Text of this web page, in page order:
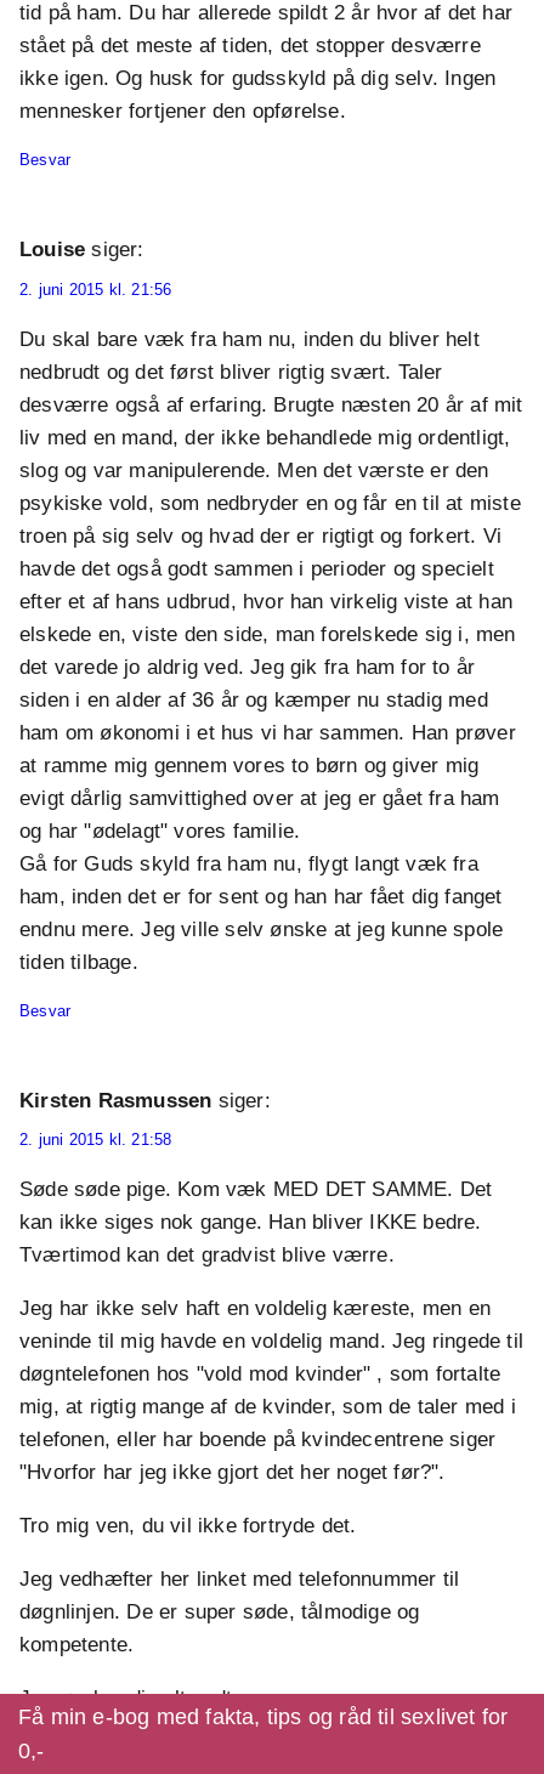
tid på ham. Du har allerede spildt 2 år hvor af det har
stået på det meste af tiden, det stopper desværre
ikke igen. Og husk for gudsskyld på dig selv. Ingen
mennesker fortjener den opførelse.
Besvar
Louise siger:
2. juni 2015 kl. 21:56
Du skal bare væk fra ham nu, inden du bliver helt
nedbrudt og det først bliver rigtig svært. Taler
desværre også af erfaring. Brugte næsten 20 år af mit
liv med en mand, der ikke behandlede mig ordentligt,
slog og var manipulerende. Men det værste er den
psykiske vold, som nedbryder en og får en til at miste
troen på sig selv og hvad der er rigtigt og forkert. Vi
havde det også godt sammen i perioder og specielt
efter et af hans udbrud, hvor han virkelig viste at han
elskede en, viste den side, man forelskede sig i, men
det varede jo aldrig ved. Jeg gik fra ham for to år
siden i en alder af 36 år og kæmper nu stadig med
ham om økonomi i et hus vi har sammen. Han prøver
at ramme mig gennem vores to børn og giver mig
evigt dårlig samvittighed over at jeg er gået fra ham
og har "ødelagt" vores familie.
Gå for Guds skyld fra ham nu, flygt langt væk fra
ham, inden det er for sent og han har fået dig fanget
endnu mere. Jeg ville selv ønske at jeg kunne spole
tiden tilbage.
Besvar
Kirsten Rasmussen siger:
2. juni 2015 kl. 21:58
Søde søde pige. Kom væk MED DET SAMME. Det
kan ikke siges nok gange. Han bliver IKKE bedre.
Tværtimod kan det gradvist blive værre.
Jeg har ikke selv haft en voldelig kæreste, men en
veninde til mig havde en voldelig mand. Jeg ringede til
døgntelefonen hos "vold mod kvinder" , som fortalte
mig, at rigtig mange af de kvinder, som de taler med i
telefonen, eller har boende på kvindecentrene siger
"Hvorfor har jeg ikke gjort det her noget før?".
Tro mig ven, du vil ikke fortryde det.
Jeg vedhæfter her linket med telefonnummer til
døgnlinjen. De er super søde, tålmodige og
kompetente.
Jeg ønsker dig alt godt.
http://www.lokk.dk/
Få min e-bog med fakta, tips og råd til sexlivet for
0,-